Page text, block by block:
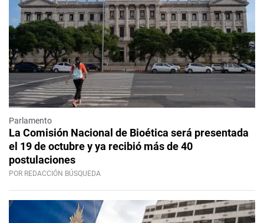
Parlamento
La Comisión Nacional de Bioética será presentada
el 19 de octubre y ya recibió más de 40
postulaciones
POR REDACCIÓN BÚSQUEDA